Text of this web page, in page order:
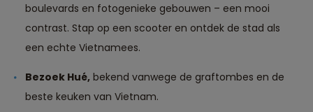
boulevards en fotogenieke gebouwen – een mooi
contrast. Stap op een scooter en ontdek de stad als
een echte Vietnamees.
Bezoek Hué, bekend vanwege de graftombes en de
beste keuken van Vietnam.